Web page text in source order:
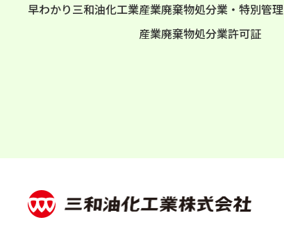
早わかり三和油化工業産業廃棄物処分業・特別管理
産業廃棄物処分業許可証